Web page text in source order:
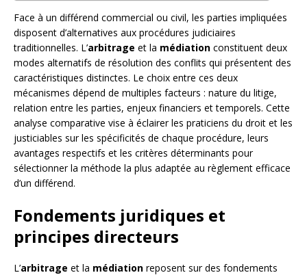
Face à un différend commercial ou civil, les parties impliquées
disposent d’alternatives aux procédures judiciaires
traditionnelles. L’arbitrage et la médiation constituent deux
modes alternatifs de résolution des conflits qui présentent des
caractéristiques distinctes. Le choix entre ces deux
mécanismes dépend de multiples facteurs : nature du litige,
relation entre les parties, enjeux financiers et temporels. Cette
analyse comparative vise à éclairer les praticiens du droit et les
justiciables sur les spécificités de chaque procédure, leurs
avantages respectifs et les critères déterminants pour
sélectionner la méthode la plus adaptée au règlement efficace
d’un différend.
Fondements juridiques et
principes directeurs
L’arbitrage et la médiation reposent sur des fondements